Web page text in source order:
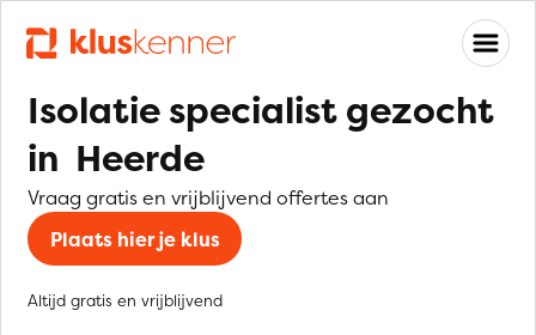
Isolatie specialist gezocht
in Heerde
Vraag gratis en vrijblijvend offertes aan
Plaats hier je klus
Altijd gratis en vrijblijvend